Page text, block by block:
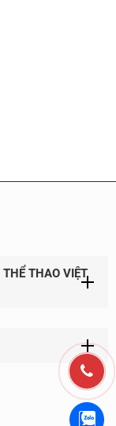
THAO VIỆT